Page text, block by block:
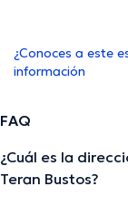
¿Conoces a este
información
FAQ
¿Cuál es la
Teran Bustos?